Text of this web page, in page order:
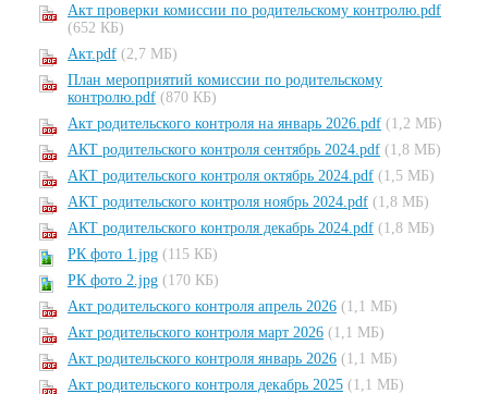
Акт проверки комиссии по родительскому контролю.pdf
(652 КБ)
Акт.pdf (2,7 МБ)
План мероприятий комиссии по родительскому
контролю.pdf (870 КБ)
Акт родительского контроля на январь 2026.pdf (1,2 МБ)
АКТ родительского контроля сентябрь 2024.pdf (1,8 МБ)
АКТ родительского контроля октябрь 2024.pdf (1,5 МБ)
АКТ родительского контроля ноябрь 2024.pdf (1,8 МБ)
АКТ родительского контроля декабрь 2024.pdf (1,8 МБ)
РК фото 1.jpg (115 КБ)
РК фото 2.jpg (170 КБ)
Акт родительского контроля апрель 2026 (1,1 МБ)
Акт родительского контроля март 2026 (1,1 МБ)
Акт родительского контроля январь 2026 (1,1 МБ)
Акт родительского контроля декабрь 2025 (1,1 МБ)